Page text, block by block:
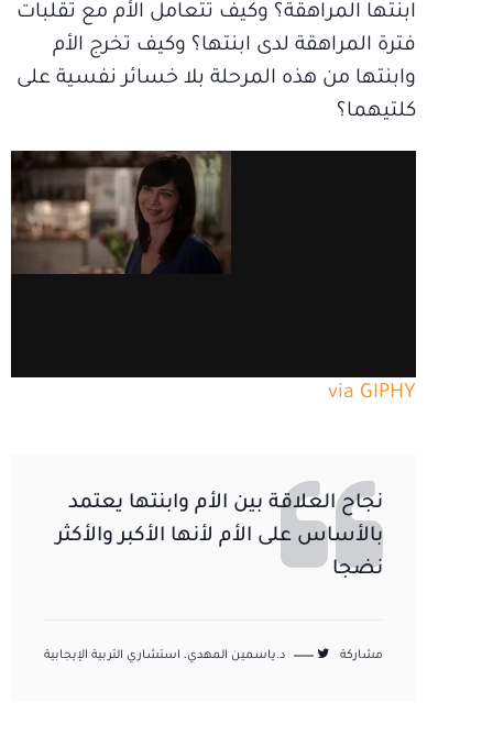
ابنتها المراهقة؟ وكيف تتعامل الأم مع تقلبات
فترة المراهقة لدى ابنتها؟ وكيف تخرج الأم
وابنتها من هذه المرحلة بلا خسائر نفسية على
كلتيهما؟
via GIPHY
نجاح العلاقة بين الأم وابنتها يعتمد
بالأساس على الأم لأنها الأكبر والأكثر
نضجا
مشاركة د.ياسمين المهدي، استشاري التربية الإيجابية